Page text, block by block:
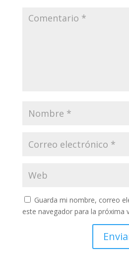
Guarda mi nombre, correo
este navegador para la próxima